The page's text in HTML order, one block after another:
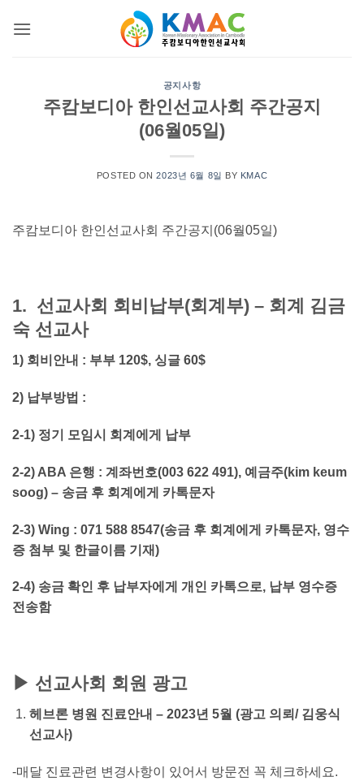
공지사항
주캄보디아 한인선교사회 주간공지
(06월05일)
POSTED ON2023년 6월 8일 BY KMAC
주캄보디아 한인선교사회 주간공지(06월05일)
1. 선교사회 회비납부(회계부) – 회계 김금
숙 선교사
1) 회비안내 : 부부 120$, 싱글 60$
2) 납부방법 :
2-1) 정기 모임시 회계에게 납부
2-2) ABA 은행 : 계좌번호(003 622 491), 예금주(kim keum
soog) – 송금 후 회계에게 카톡문자
2-3) Wing : 071 588 8547(송금 후 회계에게 카톡문자, 영수
증 첨부 및 한글이름 기재)
2-4) 송금 확인 후 납부자에게 개인 카톡으로, 납부 영수증
전송함
▶ 선교사회 회원 광고
헤브론 병원 진료안내 – 2023년 5월 (광고 의뢰/ 김웅식
선교사)
-매달 진료관련 변경사항이 있어서 방문전 꼭 체크하세요.